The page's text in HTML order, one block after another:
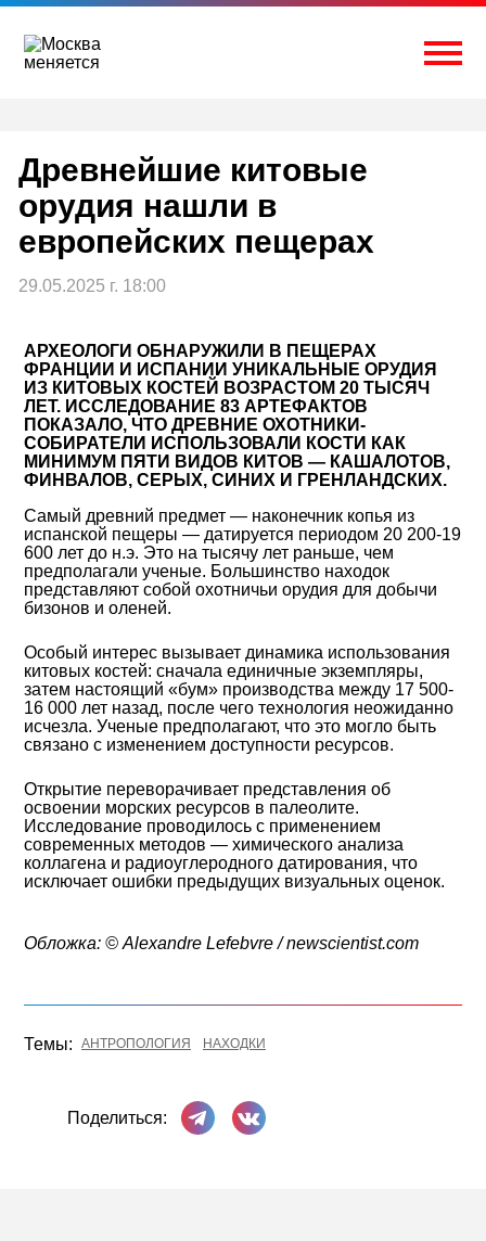
Перейти
содержимому
Древнейшие китовые
орудия нашли в
европейских пещерах
29.05.2025 г. 18:00
АРХЕОЛОГИ ОБНАРУЖИЛИ В ПЕЩЕРАХ
ФРАНЦИИ И ИСПАНИИ УНИКАЛЬНЫЕ ОРУДИЯ
ИЗ КИТОВЫХ КОСТЕЙ ВОЗРАСТОМ 20 ТЫСЯЧ
ЛЕТ. ИССЛЕДОВАНИЕ 83 АРТЕФАКТОВ
ПОКАЗАЛО, ЧТО ДРЕВНИЕ ОХОТНИКИ-
СОБИРАТЕЛИ ИСПОЛЬЗОВАЛИ КОСТИ КАК
МИНИМУМ ПЯТИ ВИДОВ КИТОВ — КАШАЛОТОВ,
ФИНВАЛОВ, СЕРЫХ, СИНИХ И ГРЕНЛАНДСКИХ.
Самый древний предмет — наконечник копья из
испанской пещеры — датируется периодом 20 200-19
600 лет до н.э. Это на тысячу лет раньше, чем
предполагали ученые. Большинство находок
представляют собой охотничьи орудия для добычи
бизонов и оленей.
Особый интерес вызывает динамика использования
китовых костей: сначала единичные экземпляры,
затем настоящий «бум» производства между 17 500-
16 000 лет назад, после чего технология неожиданно
исчезла. Ученые предполагают, что это могло быть
связано с изменением доступности ресурсов.
Открытие переворачивает представления об
освоении морских ресурсов в палеолите.
Исследование проводилось с применением
современных методов — химического анализа
коллагена и радиоуглеродного датирования, что
исключает ошибки предыдущих визуальных оценок.
Обложка: © Alexandre Lefebvre / newscientist.com
Темы: АНТРОПОЛОГИЯ НАХОДКИ
Поделиться:
Поделиться в Телеграме
Поделиться ВКонтакте